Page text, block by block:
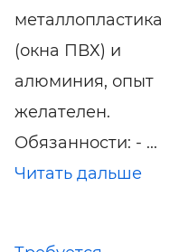
металлопластика
(окна ПВХ) и
алюминия, опыт
желателен.
Обязанности: - ...
Читать дальше